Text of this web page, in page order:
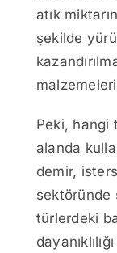
atık
şekilde
Peki, hangi
alanda
demir,
sektöründe
türlerdeki